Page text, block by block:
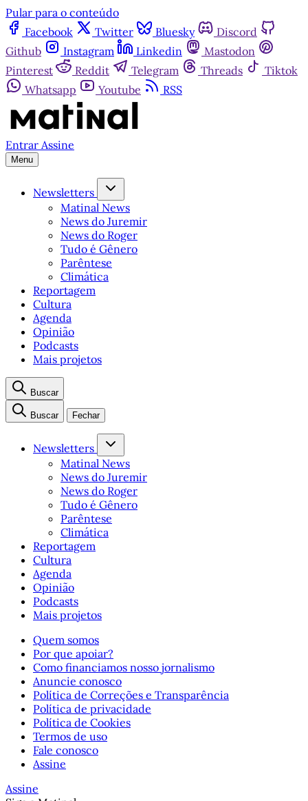
Pular para o conteúdo
Facebook
Twitter Bluesky
Discord
Github
Instagram Linkedin
Mastodon
Pinterest
Reddit Telegram Threads
Tiktok
Whatsapp
Youtube RSS
Entrar Assine
Menu
Newsletters
Matinal News
News do Juremir
News do Roger
Tudo é Gênero
Parêntese
Climática
Reportagem
Cultura
Agenda
Opinião
Podcasts
Mais projetos
Buscar
Buscar Fechar
Newsletters
Matinal News
News do Juremir
News do Roger
Tudo é Gênero
Parêntese
Climática
Reportagem
Cultura
Agenda
Opinião
Podcasts
Mais projetos
Quem somos
Por que apoiar?
Como financiamos nosso jornalismo
Anuncie conosco
Política de Correções e Transparência
Política de privacidade
Política de Cookies
Termos de uso
Fale conosco
Assine
Assine